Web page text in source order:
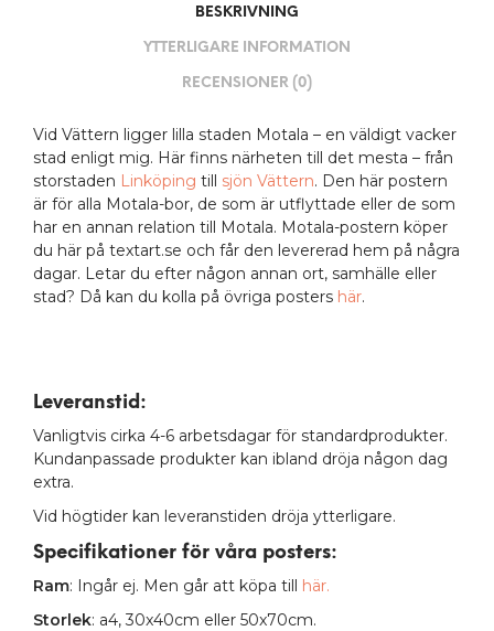
BESKRIVNING
YTTERLIGARE INFORMATION
RECENSIONER (0)
Vid Vättern ligger lilla staden Motala – en väldigt vacker
stad enligt mig. Här finns närheten till det mesta – från
storstaden Linköping till sjön Vättern. Den här postern
är för alla Motala-bor, de som är utflyttade eller de som
har en annan relation till Motala. Motala-postern köper
du här på textart.se och får den levererad hem på några
dagar. Letar du efter någon annan ort, samhälle eller
stad? Då kan du kolla på övriga posters här.
Leveranstid:
Vanligtvis cirka 4-6 arbetsdagar för standardprodukter.
Kundanpassade produkter kan ibland dröja någon dag
extra.
Vid högtider kan leveranstiden dröja ytterligare.
Specifikationer för våra posters:
Ram: Ingår ej. Men går att köpa till här.
Storlek: a4, 30x40cm eller 50x70cm.